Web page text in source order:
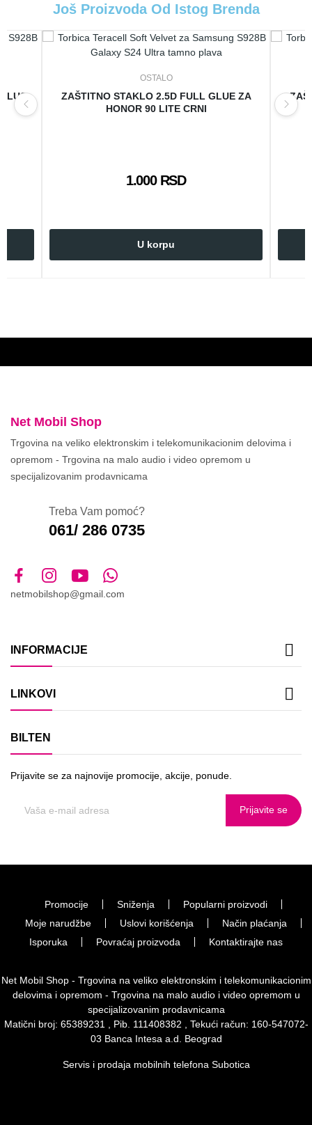
Još Proizvoda Od Istog Brenda
OSTALO
ZAŠTITNO STAKLO 2.5D FULL GLUE ZA
HONOR 90 LITE CRNI
1.000 RSD
U korpu
Net Mobil Shop
Trgovina na veliko elektronskim i telekomunikacionim delovima i
opremom - Trgovina na malo audio i video opremom u
specijalizovanim prodavnicama
Treba Vam pomoć?
061/ 286 0735
netmobilshop@gmail.com
INFORMACIJE 
LINKOVI 
BILTEN
Prijavite se za najnovije promocije, akcije, ponude.
Prijavite se
Promocije Sniženja
Popularni proizvodi
Moje narudžbe
Uslovi korišćenja
Način plaćanja
Isporuka
Povraćaj proizvoda Kontaktirajte nas
Net Mobil Shop - Trgovina na veliko elektronskim i telekomunikacionim
delovima i opremom - Trgovina na malo audio i video opremom u
specijalizovanim prodavnicama
Matični broj: 65389231 , Pib. 111408382 , Tekući račun: 160-547072-
03 Banca Intesa a.d. Beograd
Servis i prodaja mobilnih telefona Subotica